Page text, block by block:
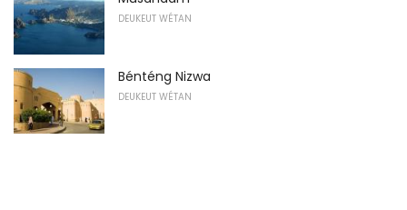
DEUKEUT WÉTAN
Bénténg Nizwa
DEUKEUT WÉTAN